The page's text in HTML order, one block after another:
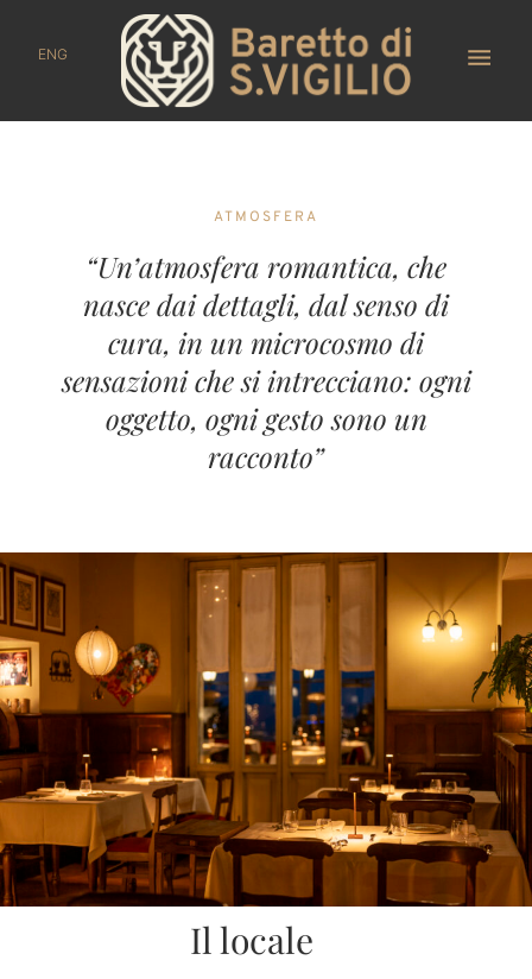
ENG
ATMOSFERA
“Un’atmosfera romantica, che
nasce dai dettagli, dal senso di
cura, in un microcosmo di
sensazioni che si intrecciano: ogni
oggetto, ogni gesto sono un
racconto”
Il locale